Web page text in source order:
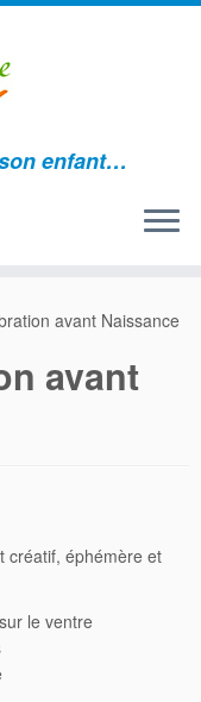
enfant…
avant Naissance
avant
créatif, éphémère et
le ventre